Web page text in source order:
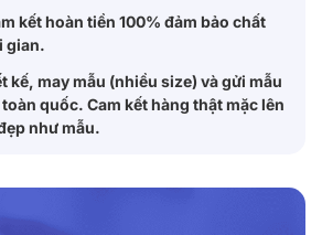
kết hoàn tiền 100% đảm bảo chất
gian.
kế, may mẫu (nhiều size) và gửi mẫu
quốc. Cam kết hàng thật mặc lên
như mẫu.